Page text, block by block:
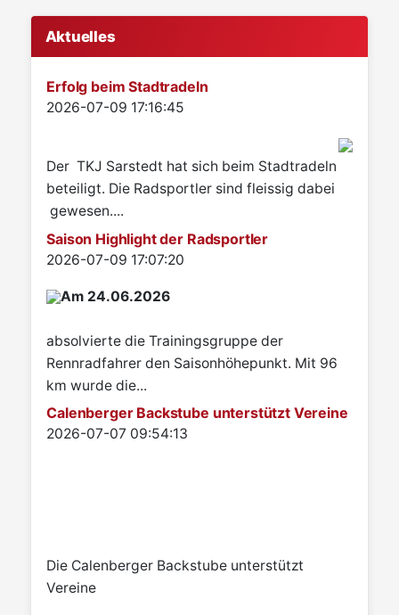
Aktuelles
Erfolg beim Stadtradeln
Details
2026-07-09 17:16:45
Der TKJ Sarstedt hat sich beim Stadtradeln
beteiligt. Die Radsportler sind fleissig dabei
gewesen....
Saison Highlight der Radsportler
Details
2026-07-09 17:07:20
Am 24.06.2026
absolvierte die Trainingsgruppe der
Rennradfahrer den Saisonhöhepunkt. Mit 96
km wurde die...
Calenberger Backstube unterstützt Vereine
Details
2026-07-07 09:54:13
Die Calenberger Backstube unterstützt
Vereine